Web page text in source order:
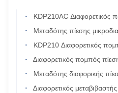
KDP210AC Διαφορετικός πομπός πίεσης με προστασία IP65, οθόνη
Μεταδότης πίεσης μικροδιαφοράς
KDP210 Διαφορετικός πομπός πίεσης με
Διαφορετικός πομπός πίεσης KDP110 με έξοδο 4-20mA
Μεταδότης διαφορικής
Διαφορετικός